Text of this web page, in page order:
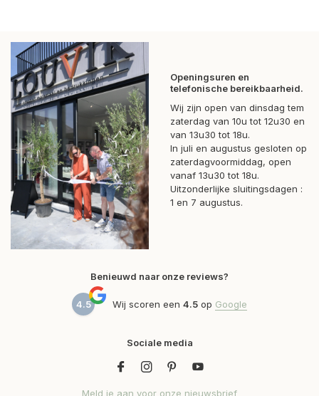
Openingsuren en
telefonische bereikbaarheid.
Wij zijn open van dinsdag tem
zaterdag van 10u tot 12u30 en
van 13u30 tot 18u.
In juli en augustus gesloten op
zaterdagvoormiddag, open
vanaf 13u30 tot 18u.
Uitzonderlijke sluitingsdagen :
1 en 7 augustus.
Benieuwd naar onze reviews?
4.5 Wij scoren een 4.5 op Google
Sociale media
Meld je aan voor onze nieuwsbrief